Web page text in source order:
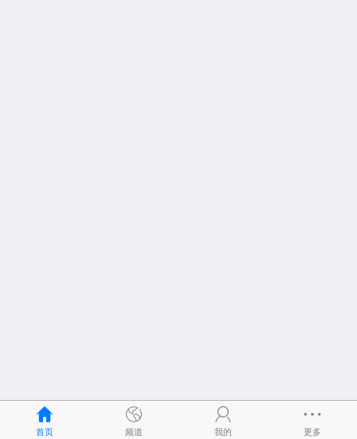
首页 频道 我的 更多